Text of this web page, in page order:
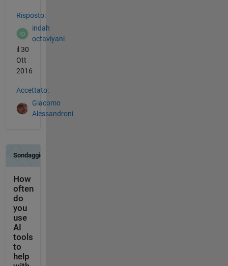
Risposto:
indah
octaviyani
il 30
Ott
2016
Accettato:
Giacomo
Alessandroni